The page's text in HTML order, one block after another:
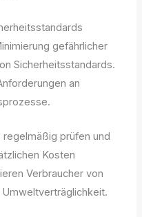
gefährlicher
Sicherheitsstandards.
an
prüfen und
Kosten
Verbraucher von